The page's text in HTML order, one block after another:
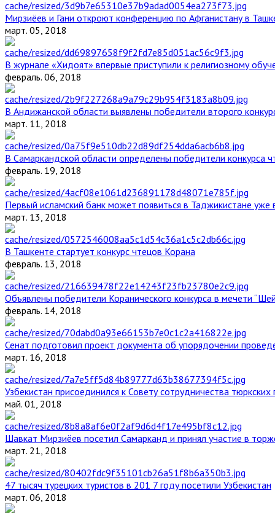
Мирзиёев и Гани откроют конференцию по Афганистану в
март. 05, 2018
В журнале «Хидоят» впервые приступили к религиозному
февраль. 06, 2018
В Андижанской области выявлены победители второго
март. 11, 2018
В Самаркандской области определены победители конкурса
февраль. 19, 2018
Первый исламский банк может появиться в Таджикистане уже
март. 13, 2018
В Ташкенте стартует конкурс чтецов Корана
февраль. 13, 2018
Объявлены победители Коранического конкурса в мечети
февраль. 14, 2018
Сенат подготовил проект документа об упорядочении
март. 16, 2018
Узбекистан присоединился к Совету сотрудничества тюркских
май. 01, 2018
Шавкат Мирзиёев посетил Самарканд и принял участие в
март. 21, 2018
47 тысяч турецких туристов в 201 7 году посетили Узбекистан
март. 06, 2018